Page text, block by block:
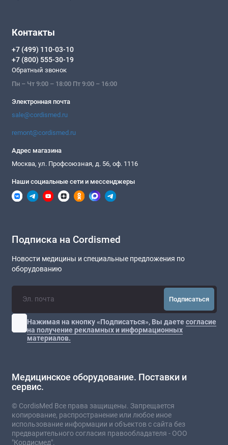
Контакты
+7 (499) 110-03-10
+7 (800) 555-30-19
Обратный звонок
Пн – Чт 9:00 – 18:00 Пт 9:00 – 16:00
Электронная почта
sale@cordismed.ru
remont@cordismed.ru
Адрес магазина
Москва, ул. Профсоюзная, д. 56, оф. 1116
Наши социальные сети и мессенджеры
Подписка на Cordismed
Новости медицины и специальные предложения по
оборудованию
Подписаться
Нажимая на кнопку «Подписаться», Вы даетесогласие
на получение рекламных и информационных
материалов.
Медицинское оборудование. Поставки и
сервис.
© CordisMed Все права защищены. Запрещается
копирование, распространение или любое иное
использование информации и объектов с сайта без
предварительного согласия правообладателя - ООО
"Кордисмед".